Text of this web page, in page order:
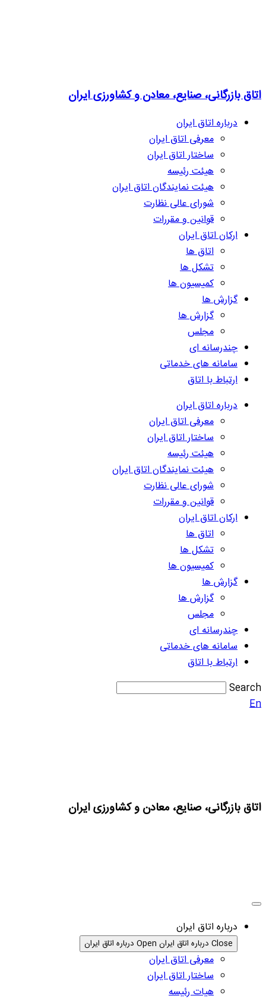
اتاق بازرگانی، صنایع، معادن و کشاورزی ایران
درباره اتاق ایران
معرفی اتاق ایران
ساختار اتاق ایران
هیئت رئیسه
هیئت نمایندگان اتاق ایران
شورای عالی نظارت
قوانین و مقررات
ارکان اتاق ایران
اتاق ها
تشکل ها
کمیسیون ها
گزارش ها
گزارش ها
مجلس
چندرسانه ای
سامانه های خدماتی
ارتباط با اتاق
درباره اتاق ایران
معرفی اتاق ایران
ساختار اتاق ایران
هیئت رئیسه
هیئت نمایندگان اتاق ایران
شورای عالی نظارت
قوانین و مقررات
ارکان اتاق ایران
اتاق ها
تشکل ها
کمیسیون ها
گزارش ها
گزارش ها
مجلس
چندرسانه ای
سامانه های خدماتی
ارتباط با اتاق
Search
En
اتاق بازرگانی، صنایع، معادن و کشاورزی ایران
درباره اتاق ایران
Close درباره اتاق ایران Open درباره اتاق ایران
معرفی اتاق ایران
ساختار اتاق ایران
هیات رئیسه